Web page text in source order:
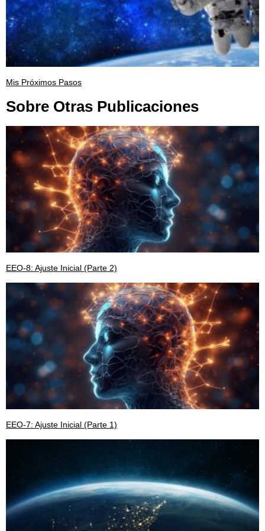
Mis Próximos Pasos
Sobre Otras Publicaciones
EEO-8: Ajuste Inicial (Parte 2)
EEO-7: Ajuste Inicial (Parte 1)